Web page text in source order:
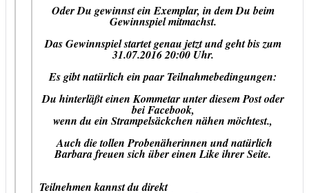
Oder Du gewinnst ein Exemplar, in dem Du beim
Gewinnspiel mitmachst.
Das Gewinnspiel startet genau jetzt und geht bis zum
31.07.2016 20:00 Uhr.
Es gibt natürlich ein paar Teilnahmebedingungen:
Du hinterläßt einen Kommetar unter diesem Post oder
bei Facebook,
wenn du ein Strampelsäckchen nähen möchtest.,
Auch die tollen Probenäherinnen und natürlich
Barbara freuen sich über einen Like ihrer Seite.
Teilnehmen kannst du direkt